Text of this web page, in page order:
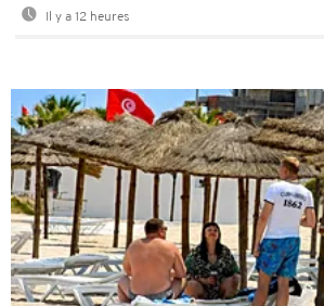
Il y a 12 heures